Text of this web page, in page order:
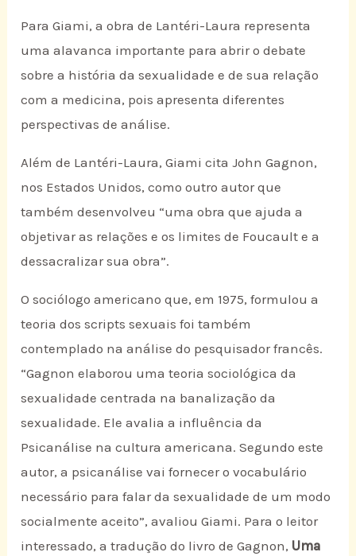
Para Giami, a obra de Lantéri-Laura representa
uma alavanca importante para abrir o debate
sobre a história da sexualidade e de sua relação
com a medicina, pois apresenta diferentes
perspectivas de análise.
Além de Lantéri-Laura, Giami cita John Gagnon,
nos Estados Unidos, como outro autor que
também desenvolveu “uma obra que ajuda a
objetivar as relações e os limites de Foucault e a
dessacralizar sua obra”.
O sociólogo americano que, em 1975, formulou a
teoria dos scripts sexuais foi também
contemplado na análise do pesquisador francês.
“Gagnon elaborou uma teoria sociológica da
sexualidade centrada na banalização da
sexualidade. Ele avalia a influência da
Psicanálise na cultura americana. Segundo este
autor, a psicanálise vai fornecer o vocabulário
necessário para falar da sexualidade de um modo
socialmente aceito”, avaliou Giami. Para o leitor
interessado, a tradução do livro de Gagnon, Uma